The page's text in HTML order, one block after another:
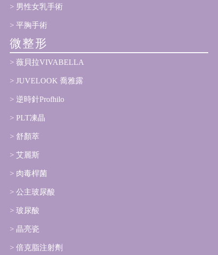
男性女乳手術
平胸手術
微整形
薇貝拉VIVABELLA
JUVELOOK 喬雅露
逆時針Profhilo
PLT凍晶
舒顏萃
艾麗斯
肉毒桿菌
公主玻尿酸
玻尿酸
晶亮瓷
倍克脂注射劑